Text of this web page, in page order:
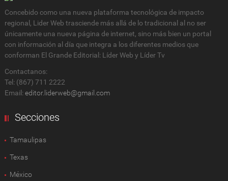
Concebido como una nueva plataforma tecnológica de impacto
regional, Lider Web trasciende más allá de lo tradicional al no ser
únicamente una nueva página de internet, sino más bien un portal
con información al día que integra a los diferentes medios que
conforman El Grande Editorial: Líder Web y Líder Tv
Contactanos:
Tel: (867) 711 2222
Email: editor.liderweb@gmail.com
Secciones
Tamaulipas
Texas
México